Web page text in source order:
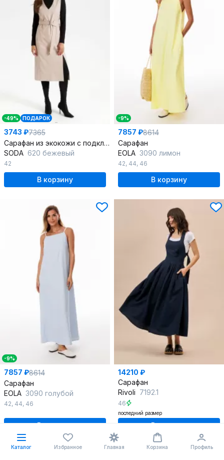
-49% ПОДАРОК
3743 ₽7365
Сарафан из экокожи с подкладкой для стильных образов
SODA 620 бежевый
42
В корзину
-9%
7857 ₽8614
Сарафан
EOLA 3090 лимон
42, 44, 46
В корзину
-9%
7857 ₽8614
Сарафан
EOLA 3090 голубой
42, 44, 46
В корзину
14210 ₽
Сарафан
Rivoli 7192.1
46
последний размер
В корзину
Каталог Избранное Главная Корзина Профиль